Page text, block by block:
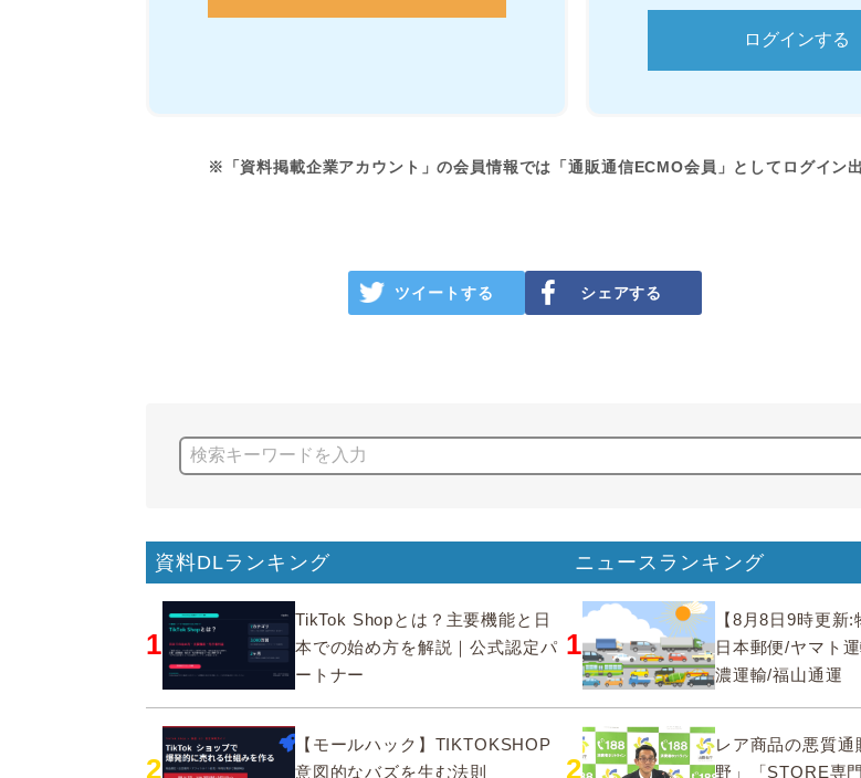
※「資料掲載企業アカウント」の会員情報では「通販通信ECMO会員」としてログイン出
ツイートする シェアする
資料DLランキング
1
TikTok Shopとは？主要機能と日
本での始め方を解説｜公式認定パ
ートナー
2
【モールハック】TIKTOKSHOP
意図的なバズを生む法則
ニュースランキング
1
【8月8日9時更新:
日本郵便/ヤマト
濃運輸/福山通運
2
レア商品の悪質通
野」「STORE専